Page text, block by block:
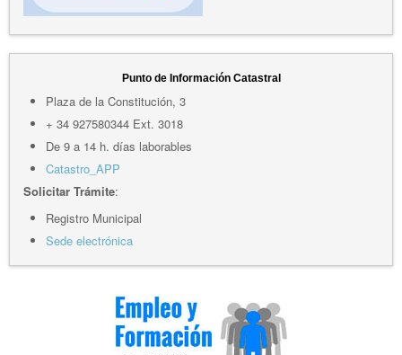
Punto de Información Catastral
Plaza de la Constitución, 3
+ 34 927580344 Ext. 3018
De 9 a 14 h. días laborables
Catastro_APP
Solicitar Trámite:
Registro Municipal
Sede electrónica